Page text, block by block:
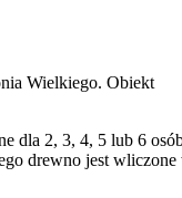
Wielkiego. Obiekt
dla 2, 3, 4, 5 lub 6
drewno jest wliczone